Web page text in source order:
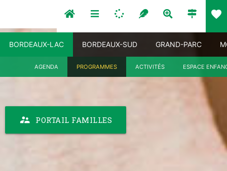
favorite
BORDEAUX-LAC BORDEAUX-SUD GRAND-PARC
AGENDA PROGRAMMES ACTIVITÉS ESPACE
supervisor_account PORTAIL FAMILLES